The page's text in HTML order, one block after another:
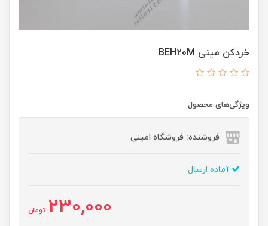
خردکن مینی BEH20M
ویژگی‌های محصول
فروشنده: فروشگاه امینی
آماده ارسال
230,000 تومان